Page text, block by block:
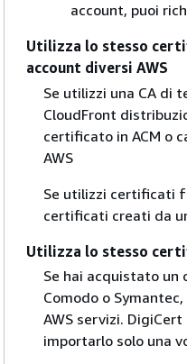
account, puoi
Utilizza lo stesso
account diversi AWS
Se utilizzi una CA di
CloudFront
certificato in ACM o
AWS
Se utilizzi certificati
certificati creati da
Utilizza lo stesso
Se hai acquistato
Comodo o
AWS servizi.
importarlo solo una